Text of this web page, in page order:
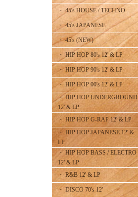
・ 45's HOUSE / TECHNO
・ 45's JAPANESE
・ 45's (NEW)
・ HIP HOP 80's 12' & LP
・ HIP HOP 90's 12' & LP
・ HIP HOP 00's 12' & LP
・ HIP HOP UNDERGROUND
12' & LP
・ HIP HOP G-RAP 12' & LP
・ HIP HOP JAPANESE 12' &
LP
・ HIP HOP BASS / ELECTRO
12' & LP
・ R&B 12' & LP
・ DISCO 70's 12'